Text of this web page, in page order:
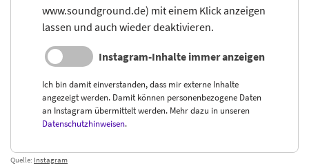
www.soundground.de) mit einem Klick anzeigen
lassen und auch wieder deaktivieren.
Instagram-Inhalte immer anzeigen
Ich bin damit einverstanden, dass mir externe Inhalte
angezeigt werden. Damit können personenbezogene Daten
an Instagram übermittelt werden. Mehr dazu in unseren
Datenschutzhinweisen.
Quelle: Instagram